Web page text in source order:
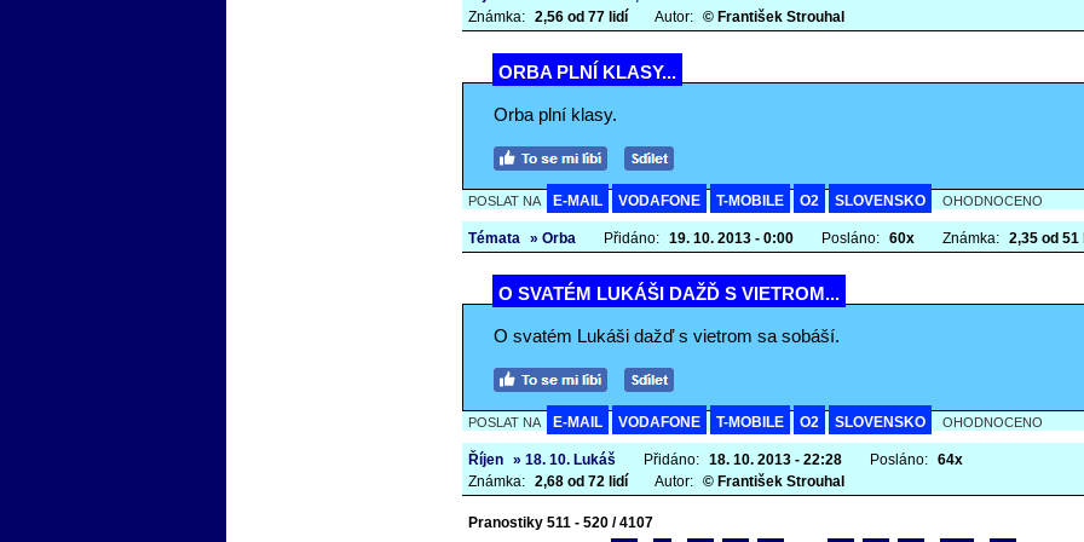
Známka: 2,56 od 77 lidí Autor: © František Strouhal
ORBA PLNÍ KLASY...
Orba plní klasy.
POSLAT NA E-MAIL VODAFONE T-MOBILE O2 SLOVENSKO OHODNOCENO
Témata » Orba Přidáno: 19. 10. 2013 - 0:00 Posláno: 60x Známka: 2,35 od 51
O SVATÉM LUKÁŠI DAŽĎ S VIETROM...
O svatém Lukáši dažď s vietrom sa sobáší.
POSLAT NA E-MAIL VODAFONE T-MOBILE O2 SLOVENSKO OHODNOCENO
Říjen » 18. 10. Lukáš Přidáno: 18. 10. 2013 - 22:28 Posláno: 64x
Známka: 2,68 od 72 lidí Autor: © František Strouhal
Pranostiky 511 - 520 / 4107